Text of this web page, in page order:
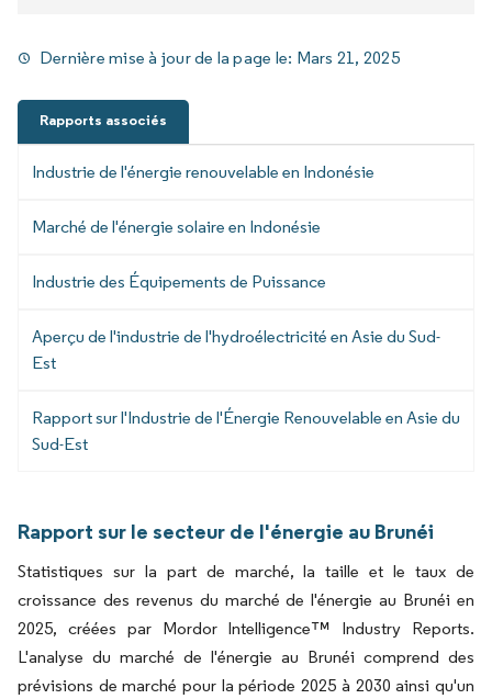
Dernière mise à jour de la page le: Mars 21, 2025
Rapports associés
Industrie de l'énergie renouvelable en Indonésie
Marché de l'énergie solaire en Indonésie
Industrie des Équipements de Puissance
Aperçu de l'industrie de l'hydroélectricité en Asie du Sud-
Est
Rapport sur l'Industrie de l'Énergie Renouvelable en Asie du
Sud-Est
Rapport sur le secteur de l'énergie au Brunéi
Statistiques sur la part de marché, la taille et le taux de
croissance des revenus du marché de l'énergie au Brunéi en
2025, créées par Mordor Intelligence™ Industry Reports.
L'analyse du marché de l'énergie au Brunéi comprend des
prévisions de marché pour la période 2025 à 2030 ainsi qu'un